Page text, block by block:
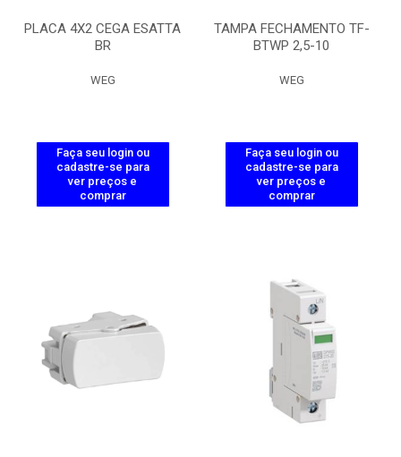
PLACA 4X2 CEGA ESATTA
BR
WEG
Faça seu login ou
cadastre-se para
ver preços e
comprar
TAMPA FECHAMENTO TF-
BTWP 2,5-10
WEG
Faça seu login ou
cadastre-se para
ver preços e
comprar